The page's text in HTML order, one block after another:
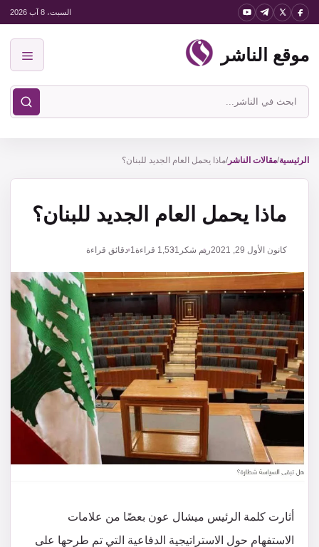
انتقل
المحتوى
السبت، 8 آب 2026
موقع الناشر
ابحث
في
الناشر
الرئيسية/مقالات الناشر/ماذا يحمل العام الجديد للبنان؟
ماذا يحمل العام الجديد للبنان؟
كانون الأول 29, 2021 ريم شكر 1,531 قراءة1 دقائق قراءة
‏‎أثارت كلمة الرئيس ميشال عون بعضًا من علامات
الاستفهام حول الاستراتيجية الدفاعية التي تم طرحها على